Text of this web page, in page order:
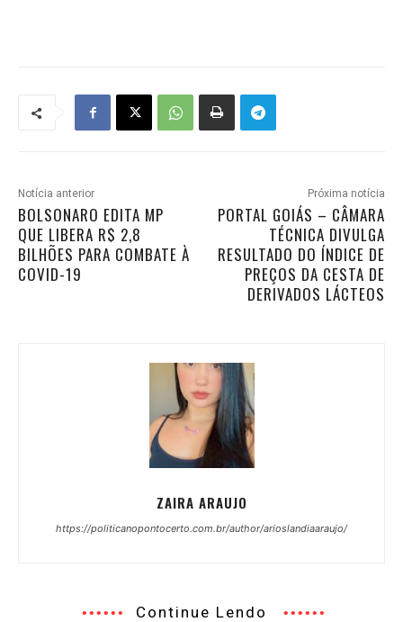
Notícia anterior
BOLSONARO EDITA MP
QUE LIBERA R$ 2,8
BILHÕES PARA COMBATE À
COVID-19
Próxima notícia
PORTAL GOIÁS – CÂMARA
TÉCNICA DIVULGA
RESULTADO DO ÍNDICE DE
PREÇOS DA CESTA DE
DERIVADOS LÁCTEOS
ZAIRA ARAUJO
https://politicanopontocerto.com.br/author/arioslandiaaraujo/
Continue Lendo